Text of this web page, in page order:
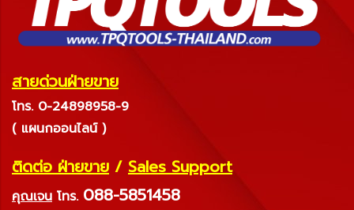
สายด่วนฝ่ายขาย
โทร. 0-24898958-9
( แผนกออนไลน์ )
ติดต่อ ฝ่ายขาย / Sales Support
คุณเจน โทร. 088-5851458